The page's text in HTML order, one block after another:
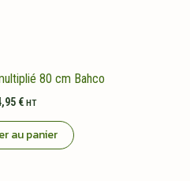
80 cm Bahco
€ HT
au panier